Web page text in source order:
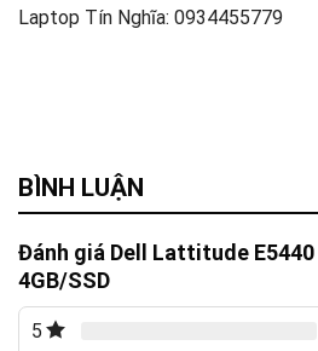
Laptop Tín Nghĩa: 0934455779
BÌNH LUẬN
Đánh giá Dell Lattitude E5440
4GB/SSD
5